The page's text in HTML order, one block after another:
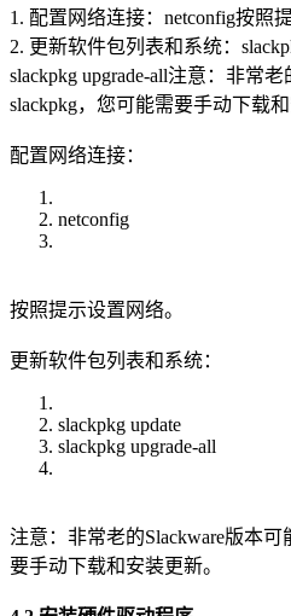
1. 配置网络连接：netconfig按照
2. 更新软件包列表和系统：
slackpkg upgrade-all注意：非常
slackpkg，您可能需要手动下载和
配置网络连接：
netconfig
按照提示设置网络。
更新软件包列表和系统：
slackpkg update
slackpkg upgrade-all
注意：非常老的Slackware版本
要手动下载和安装更新。